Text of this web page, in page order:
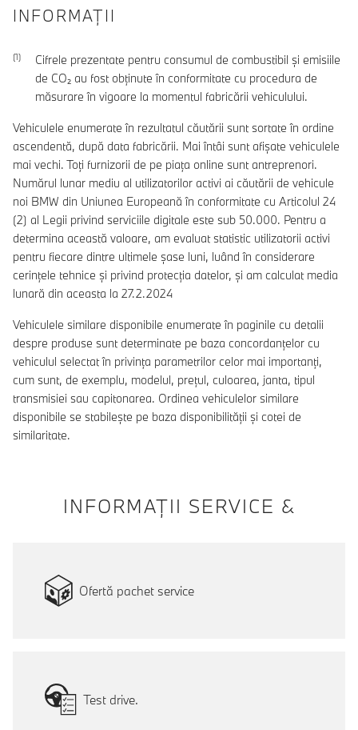
INFORMAŢII
Cifrele prezentate pentru consumul de combustibil şi emisiile
de CO₂ au fost obţinute în conformitate cu procedura de
măsurare în vigoare la momentul fabricării vehiculului.
Vehiculele enumerate în rezultatul căutării sunt sortate în ordine
ascendentă, după data fabricării. Mai întâi sunt afișate vehiculele
mai vechi. Toți furnizorii de pe piața online sunt antreprenori.
Numărul lunar mediu al utilizatorilor activi ai căutării de vehicule
noi BMW din Uniunea Europeană în conformitate cu Articolul 24
(2) al Legii privind serviciile digitale este sub 50.000. Pentru a
determina această valoare, am evaluat statistic utilizatorii activi
pentru fiecare dintre ultimele șase luni, luând în considerare
cerințele tehnice și privind protecția datelor, și am calculat media
lunară din aceasta la 27.2.2024
Vehiculele similare disponibile enumerate în paginile cu detalii
despre produse sunt determinate pe baza concordanțelor cu
vehiculul selectat în privința parametrilor celor mai importanți,
cum sunt, de exemplu, modelul, prețul, culoarea, janta, tipul
transmisiei sau capitonarea. Ordinea vehiculelor similare
disponibile se stabilește pe baza disponibilității și cotei de
similaritate.
INFORMAŢII SERVICE &
Ofertă pachet service
Test drive.